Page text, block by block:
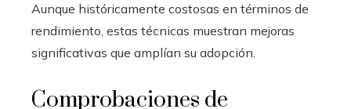
Aunque históricamente costosas en términos de
rendimiento, estas técnicas muestran mejoras
significativas que amplían su adopción.
Comprobaciones de